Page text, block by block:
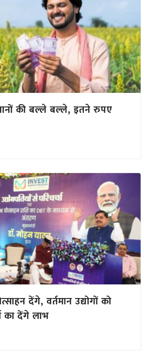
की बल्ले बल्ले, इतने रुपए
देंगे, वर्तमान उद्योगों को
का देंगे लाभ